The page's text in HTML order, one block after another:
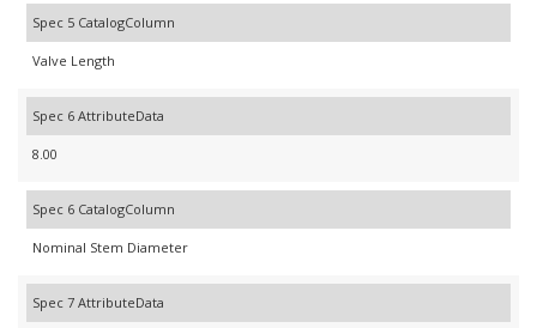
Spec 5 CatalogColumn
Valve Length
Spec 6 AttributeData
8.00
Spec 6 CatalogColumn
Nominal Stem Diameter
Spec 7 AttributeData